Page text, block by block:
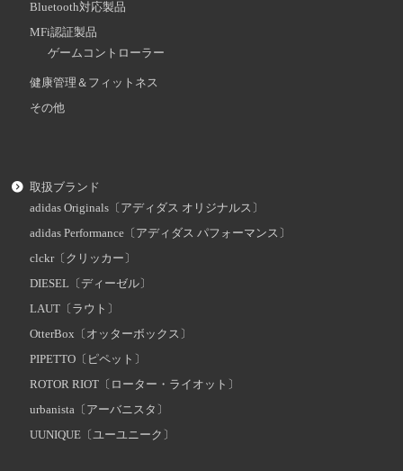
Bluetooth対応製品
MFi認証製品
ゲームコントローラー
健康管理＆フィットネス
その他
取扱ブランド
adidas Originals〔アディダス オリジナルス〕
adidas Performance〔アディダス パフォーマンス〕
clckr〔クリッカー〕
DIESEL〔ディーゼル〕
LAUT〔ラウト〕
OtterBox〔オッターボックス〕
PIPETTO〔ピペット〕
ROTOR RIOT〔ローター・ライオット〕
urbanista〔アーバニスタ〕
UUNIQUE〔ユーユニーク〕